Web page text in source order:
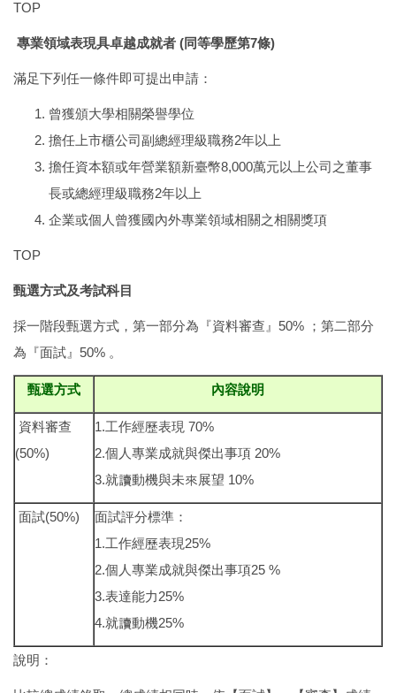
TOP
專業領域表現具卓越成就者 (同等學歷第7條)
滿足下列任一條件即可提出申請：
曾獲頒大學相關榮譽學位
擔任上市櫃公司副總經理級職務2年以上
擔任資本額或年營業額新臺幣8,000萬元以上公司之董事
長或總經理級職務2年以上
企業或個人曾獲國內外專業領域相關之相關獎項
TOP
甄選方式及考試科目
採一階段甄選方式，第一部分為『資料審查』50% ；第二部分
為『面試』50% 。
甄選方式 內容說明
資料審查
(50%)
1.工作經歷表現 70%
2.個人專業成就與傑出事項 20%
3.就讀動機與未來展望 10%
面試(50%)
面試評分標準：
1.工作經歷表現25%
2.個人專業成就與傑出事項25 %
3.表達能力25%
4.就讀動機25%
說明：